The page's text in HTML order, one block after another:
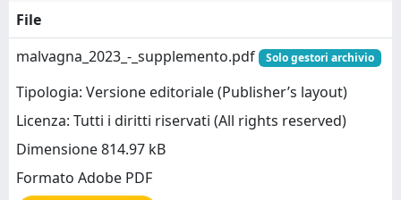
File
malvagna_2023_-_supplemento.pdf
Solo gestori archivio
Tipologia: Versione editoriale (Publisher’s layout)
Licenza: Tutti i diritti riservati (All rights reserved)
Dimensione 814.97 kB
Formato Adobe PDF